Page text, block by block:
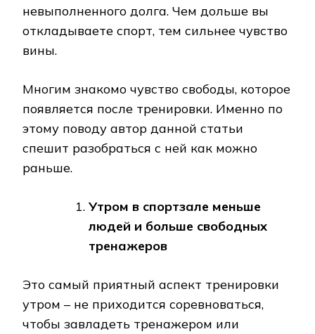
невыполненного долга. Чем дольше вы
откладываете спорт, тем сильнее чувство
вины.
Многим знакомо чувство свободы, которое
появляется после тренировки. Именно по
этому поводу автор данной статьи
спешит разобраться с ней как можно
раньше.
Утром в спортзале меньше
людей и больше свободных
тренажеров
Это самый приятный аспект тренировки
утром – не приходится соревноваться,
чтобы завладеть тренажером или